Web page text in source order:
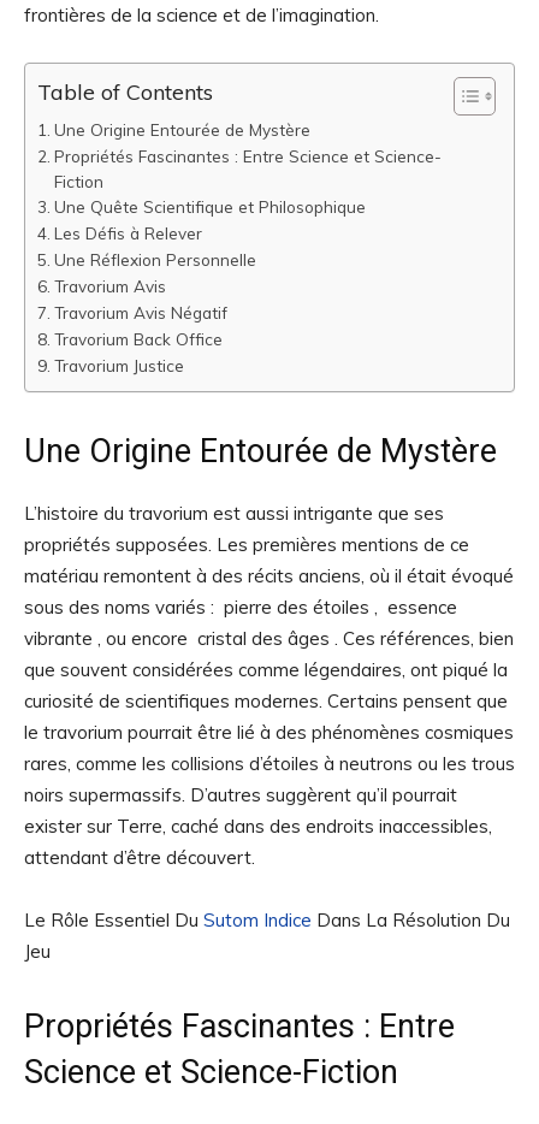
frontières de la science et de l’imagination.
Table of Contents
Une Origine Entourée de Mystère
Propriétés Fascinantes : Entre Science et Science-
Fiction
Une Quête Scientifique et Philosophique
Les Défis à Relever
Une Réflexion Personnelle
Travorium Avis
Travorium Avis Négatif
Travorium Back Office
Travorium Justice
Une Origine Entourée de Mystère
L’histoire du travorium est aussi intrigante que ses
propriétés supposées. Les premières mentions de ce
matériau remontent à des récits anciens, où il était évoqué
sous des noms variés : pierre des étoiles , essence
vibrante , ou encore cristal des âges . Ces références, bien
que souvent considérées comme légendaires, ont piqué la
curiosité de scientifiques modernes. Certains pensent que
le travorium pourrait être lié à des phénomènes cosmiques
rares, comme les collisions d’étoiles à neutrons ou les trous
noirs supermassifs. D’autres suggèrent qu’il pourrait
exister sur Terre, caché dans des endroits inaccessibles,
attendant d’être découvert.
Le Rôle Essentiel Du Sutom Indice Dans La Résolution Du
Jeu
Propriétés Fascinantes : Entre
Science et Science-Fiction